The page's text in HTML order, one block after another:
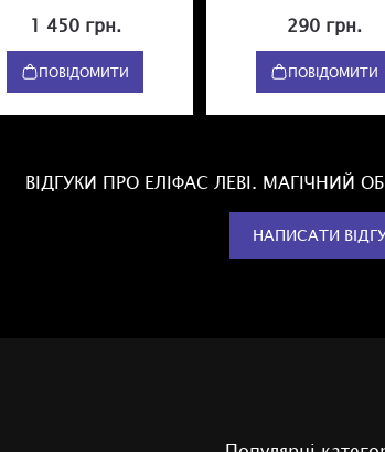
1 450 грн.
ПОВІДОМИТИ
290 грн.
ПОВІДОМИТИ
ВІДГУКИ ПРО ЕЛІФАС ЛЕВІ. МАГІЧНИЙ
НАПИСАТИ